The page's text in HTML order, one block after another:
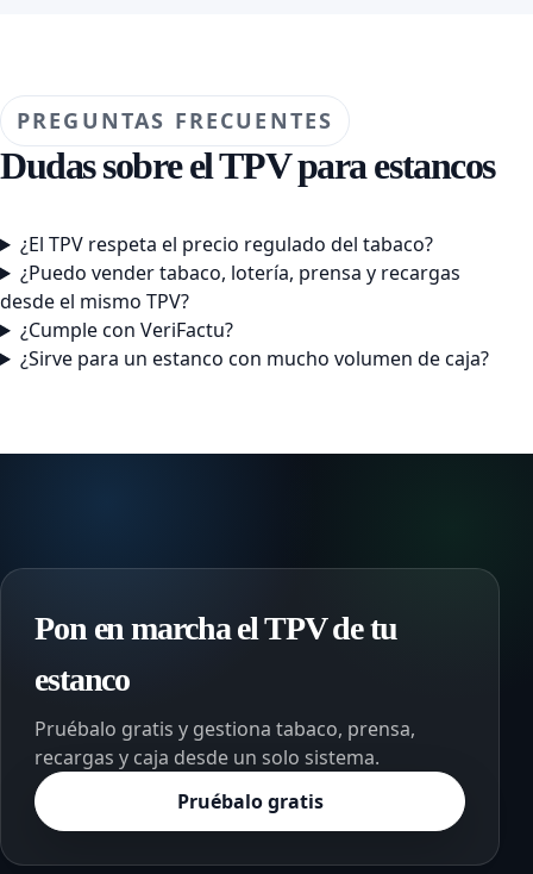
PREGUNTAS FRECUENTES
Dudas sobre el TPV para estancos
¿El TPV respeta el precio regulado del tabaco?
¿Puedo vender tabaco, lotería, prensa y recargas
desde el mismo TPV?
¿Cumple con VeriFactu?
¿Sirve para un estanco con mucho volumen de caja?
Pon en marcha el TPV de tu
estanco
Pruébalo gratis y gestiona tabaco, prensa,
recargas y caja desde un solo sistema.
Pruébalo gratis